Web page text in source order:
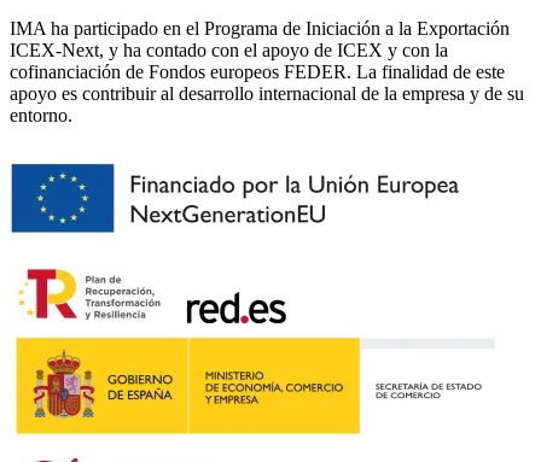
IMA ha participado en el Programa de Iniciación a la Exportación
ICEX-Next, y ha contado con el apoyo de ICEX y con la
cofinanciación de Fondos europeos FEDER. La finalidad de este
apoyo es contribuir al desarrollo internacional de la empresa y de su
entorno.